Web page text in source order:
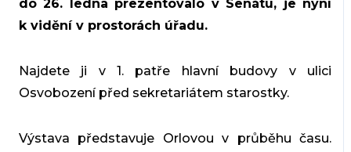
do 26. ledna prezentovalo v Senátu, je nyní
k vidění v prostorách úřadu.
Najdete ji v 1. patře hlavní budovy v ulici
Osvobození před sekretariátem starostky.
Výstava představuje Orlovou v průběhu času.